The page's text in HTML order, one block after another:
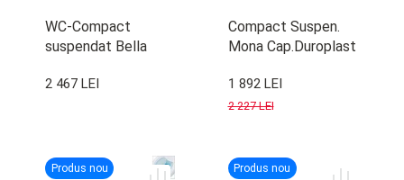
WC-Compact
suspendat Bella
Cap.Duroplast Bella
2 467 LEI
Compact Suspen.
Mona Cap.Duroplast
Rimles
1 892 LEI
2 227 LEI
Produs nou Produs nou